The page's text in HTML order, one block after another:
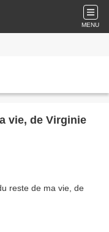
MENU
vie, de Virginie